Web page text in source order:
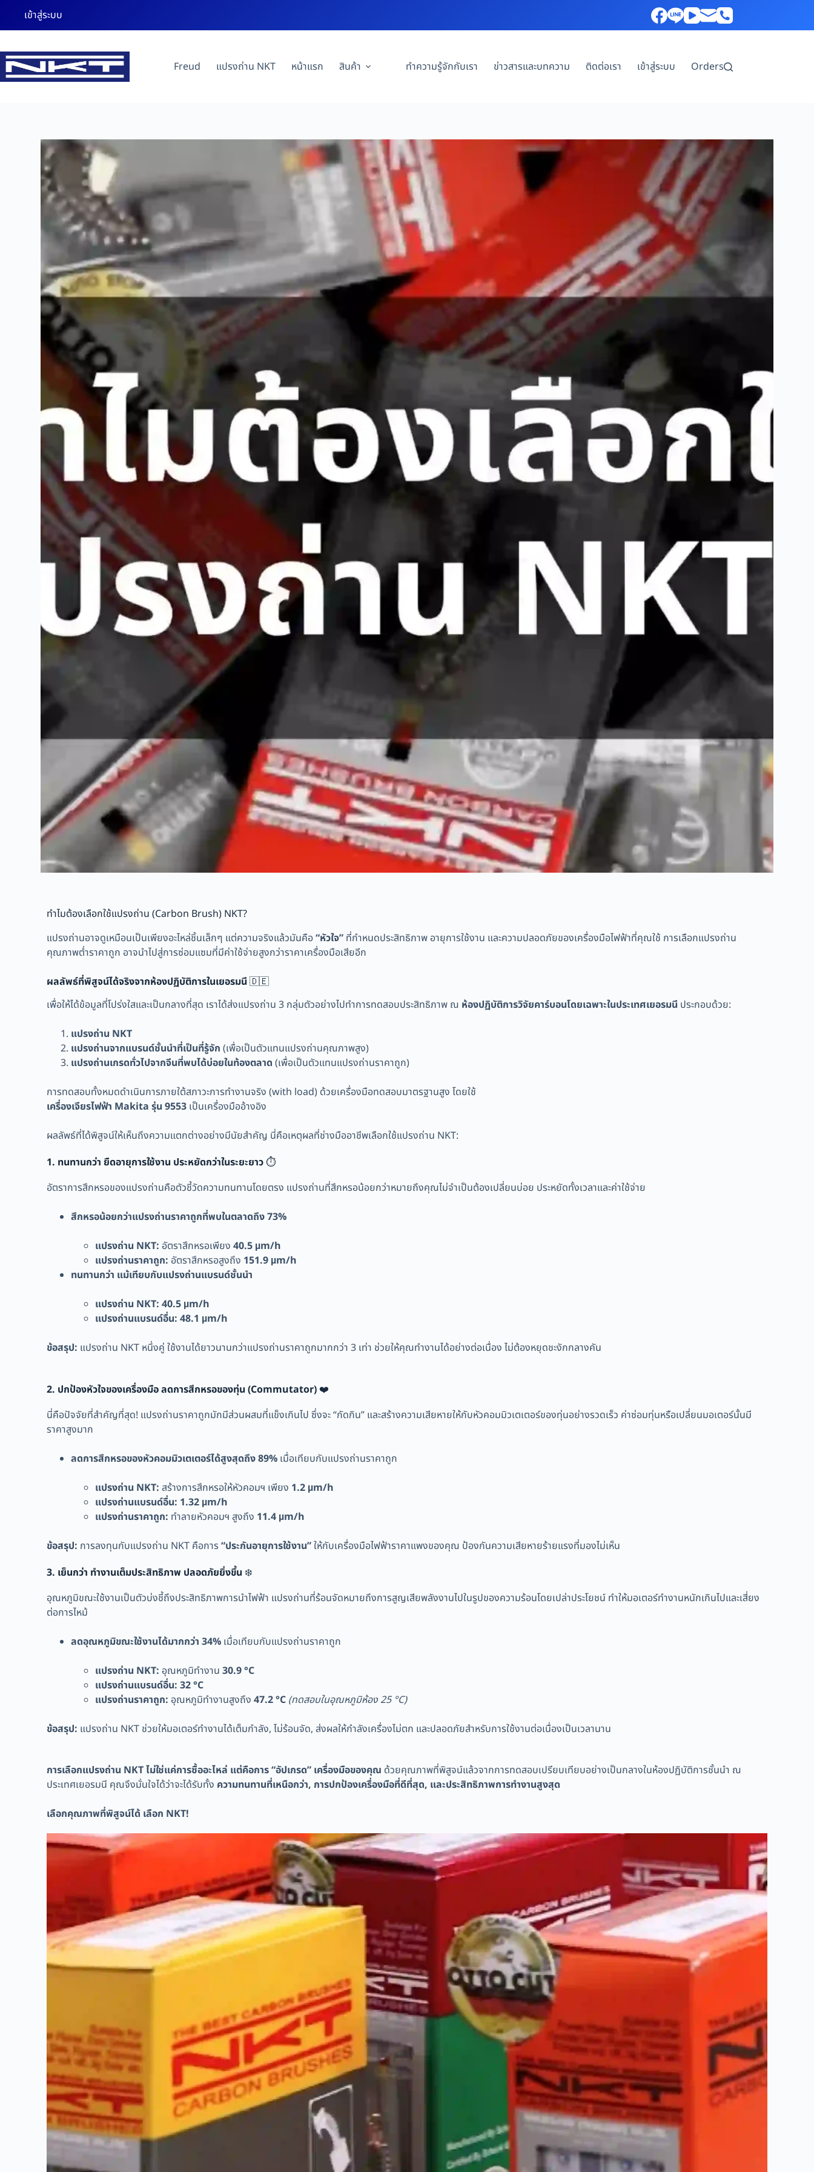
เข้าสู่ระบบ
Freud แปรงถ่าน NKT หน้าแรก สินค้า ทำความรู้จักกับเรา ข่าวสารและบทความ ติดต่อเรา เข้าสู่ระบบ Orders
ทำไมต้องเลือกใช้แปรงถ่าน (Carbon Brush) NKT?
แปรงถ่านอาจดูเหมือนเป็นเพียงอะไหล่ชิ้นเล็กๆ แต่ความจริงแล้วมันคือ“หัวใจ” ที่กำหนดประสิทธิภาพ อายุการใช้งาน และความปลอดภัยของเครื่องมือไฟฟ้าที่คุณใช้ การเลือกแปรงถ่าน
คุณภาพต่ำราคาถูก อาจนำไปสู่การซ่อมแซมที่มีค่าใช้จ่ายสูงกว่าราคาเครื่องมือเสียอีก
ผลลัพธ์ที่พิสูจน์ได้จริงจากห้องปฏิบัติการในเยอรมนี 🇩🇪
เพื่อให้ได้ข้อมูลที่โปร่งใสและเป็นกลางที่สุด เราได้ส่งแปรงถ่าน 3 กลุ่มตัวอย่างไปทำการทดสอบประสิทธิภาพ ณ ห้องปฏิบัติการวิจัยคาร์บอนโดยเฉพาะในประเทศเยอรมนี ประกอบด้วย:
แปรงถ่าน NKT
แปรงถ่านจากแบรนด์ชั้นนำที่เป็นที่รู้จัก (เพื่อเป็นตัวแทนแปรงถ่านคุณภาพสูง)
แปรงถ่านเกรดทั่วไปจากจีนที่พบได้บ่อยในท้องตลาด (เพื่อเป็นตัวแทนแปรงถ่านราคาถูก)
การทดสอบทั้งหมดดำเนินการภายใต้สภาวะการทำงานจริง (with load) ด้วยเครื่องมือทดสอบมาตรฐานสูง โดยใช้
เครื่องเจียรไฟฟ้า Makita รุ่น 9553 เป็นเครื่องมืออ้างอิง
ผลลัพธ์ที่ได้พิสูจน์ให้เห็นถึงความแตกต่างอย่างมีนัยสำคัญ นี่คือเหตุผลที่ช่างมืออาชีพเลือกใช้แปรงถ่าน NKT:
1. ทนทานกว่า ยืดอายุการใช้งาน ประหยัดกว่าในระยะยาว⏱️
อัตราการสึกหรอของแปรงถ่านคือตัวชี้วัดความทนทานโดยตรง แปรงถ่านที่สึกหรอน้อยกว่าหมายถึงคุณไม่จำเป็นต้องเปลี่ยนบ่อย ประหยัดทั้งเวลาและค่าใช้จ่าย
สึกหรอน้อยกว่าแปรงถ่านราคาถูกที่พบในตลาดถึง 73%
แปรงถ่าน NKT: อัตราสึกหรอเพียง40.5 µm/h
แปรงถ่านราคาถูก: อัตราสึกหรอสูงถึง 151.9 µm/h
ทนทานกว่า แม้เทียบกับแปรงถ่านแบรนด์ชั้นนำ
แปรงถ่าน NKT: 40.5 µm/h
แปรงถ่านแบรนด์อื่น: 48.1 µm/h
ข้อสรุป: แปรงถ่าน NKT หนึ่งคู่ ใช้งานได้ยาวนานกว่าแปรงถ่านราคาถูกมากกว่า 3 เท่า ช่วยให้คุณทำงานได้อย่างต่อเนื่อง ไม่ต้องหยุดชะงักกลางคัน
2. ปกป้องหัวใจของเครื่องมือ ลดการสึกหรอของทุ่น (Commutator) ❤️
นี่คือปัจจัยที่สำคัญที่สุด! แปรงถ่านราคาถูกมักมีส่วนผสมที่แข็งเกินไป ซึ่งจะ “กัดกิน” และสร้างความเสียหายให้กับหัวคอมมิวเตเตอร์ของทุ่นอย่างรวดเร็ว ค่าซ่อมทุ่นหรือเปลี่ยนมอเตอร์นั้นมี
ราคาสูงมาก
ลดการสึกหรอของหัวคอมมิวเตเตอร์ได้สูงสุดถึง 89% เมื่อเทียบกับแปรงถ่านราคาถูก
แปรงถ่าน NKT: สร้างการสึกหรอให้หัวคอมฯ เพียง 1.2 µm/h
แปรงถ่านแบรนด์อื่น: 1.32 µm/h
แปรงถ่านราคาถูก: ทำลายหัวคอมฯ สูงถึง 11.4 µm/h
ข้อสรุป: การลงทุนกับแปรงถ่าน NKT คือการ“ประกันอายุการใช้งาน”ให้กับเครื่องมือไฟฟ้าราคาแพงของคุณ ป้องกันความเสียหายร้ายแรงที่มองไม่เห็น
3. เย็นกว่า ทำงานเต็มประสิทธิภาพ ปลอดภัยยิ่งขึ้น ❄️
อุณหภูมิขณะใช้งานเป็นตัวบ่งชี้ถึงประสิทธิภาพการนำไฟฟ้า แปรงถ่านที่ร้อนจัดหมายถึงการสูญเสียพลังงานไปในรูปของความร้อนโดยเปล่าประโยชน์ ทำให้มอเตอร์ทำงานหนักเกินไปและเสี่ยง
ต่อการไหม้
ลดอุณหภูมิขณะใช้งานได้มากกว่า 34% เมื่อเทียบกับแปรงถ่านราคาถูก
แปรงถ่าน NKT: อุณหภูมิทำงาน30.9 °C
แปรงถ่านแบรนด์อื่น: 32 °C
แปรงถ่านราคาถูก: อุณหภูมิทำงานสูงถึง47.2 °C (ทดสอบในอุณหภูมิห้อง 25 °C)
ข้อสรุป: แปรงถ่าน NKT ช่วยให้มอเตอร์ทำงานได้เต็มกำลัง, ไม่ร้อนจัด, ส่งผลให้กำลังเครื่องไม่ตก และปลอดภัยสำหรับการใช้งานต่อเนื่องเป็นเวลานาน
การเลือกแปรงถ่าน NKT ไม่ใช่แค่การซื้ออะไหล่ แต่คือการ “อัปเกรด” เครื่องมือของคุณ ด้วยคุณภาพที่พิสูจน์แล้วจากการทดสอบเปรียบเทียบอย่างเป็นกลางในห้องปฏิบัติการชั้นนำ ณ
ประเทศเยอรมนี คุณจึงมั่นใจได้ว่าจะได้รับทั้ง ความทนทานที่เหนือกว่า, การปกป้องเครื่องมือที่ดีที่สุด, และประสิทธิภาพการทำงานสูงสุด
เลือกคุณภาพที่พิสูจน์ได้ เลือก NKT!